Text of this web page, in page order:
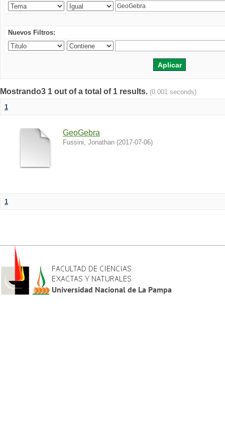
Nuevos Filtros:
Mostrando3 1 out of a total of 1 results. (0.001 seconds)
1
GeoGebra
Fussini, Jonathan (2017-07-06)
1